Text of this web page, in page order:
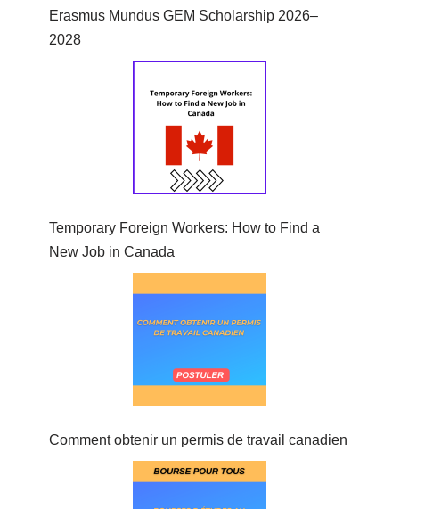
Erasmus Mundus GEM Scholarship 2026–
2028
Temporary Foreign Workers: How to Find a
New Job in Canada
Comment obtenir un permis de travail canadien